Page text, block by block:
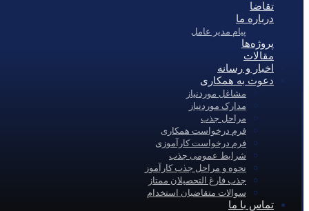
تقاضا
درباره ما
پیام مدیر عامل
پروژه‌ها
مقالات
اخبار و رسانه
دعوت به همکاری
مشاغل موردنیاز
مدارک موردنیاز
مراحل جذب
فرم درخواست همکاری
فرم درخواست کارآموزی
شرایط عمومی جذب
نحوه و مراحل جذب کارآموز
جذب فارغ التحصیلان ممتاز
سوالات متقاضیان استخدام
تماس با ما